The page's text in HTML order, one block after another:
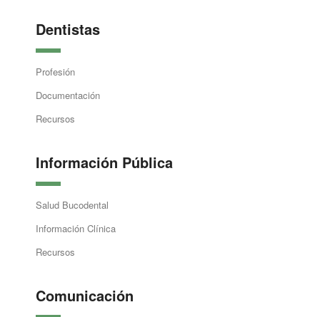
Dentistas
Profesión
Documentación
Recursos
Información Pública
Salud Bucodental
Información Clínica
Recursos
Comunicación